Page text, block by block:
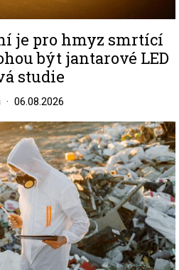
je pro hmyz smrtící
být jantarové LED
studie
06.08.2026